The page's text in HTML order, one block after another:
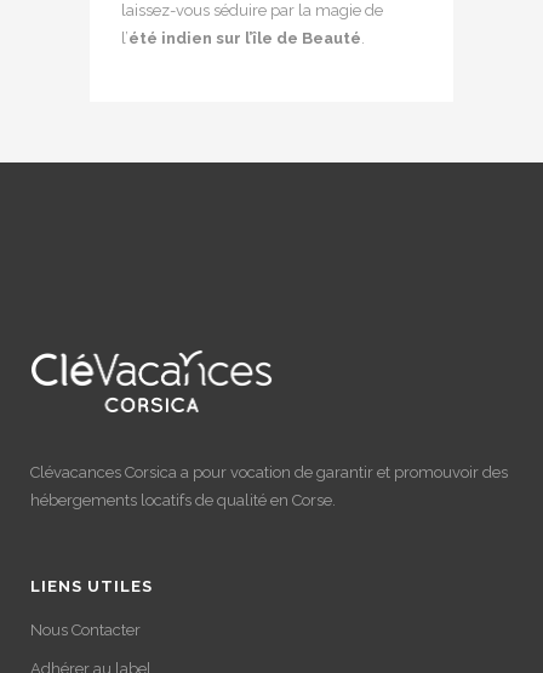
laissez-vous séduire par la magie de
l’été indien sur l’île de Beauté.
Clévacances Corsica a pour vocation de garantir et promouvoir des
hébergements locatifs de qualité en Corse.
LIENS UTILES
Nous Contacter
Adhérer au label